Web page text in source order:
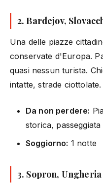
2. Bardejov,
Una delle piazze
conservate d'Europa.
quasi nessun turista.
intatte, strade ciottolate.
Da non perdere:
storica,
Soggiorno: 1 notte
3. Sopron, Ungheria